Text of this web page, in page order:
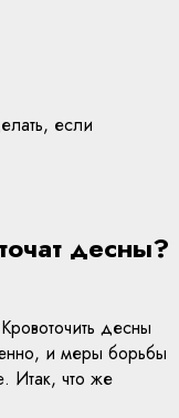
если
десны?
Кровоточить десны
и меры борьбы
Итак, что же